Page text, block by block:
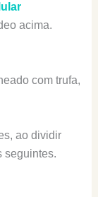
acima.
com trufa,
ao dividir
seguintes.